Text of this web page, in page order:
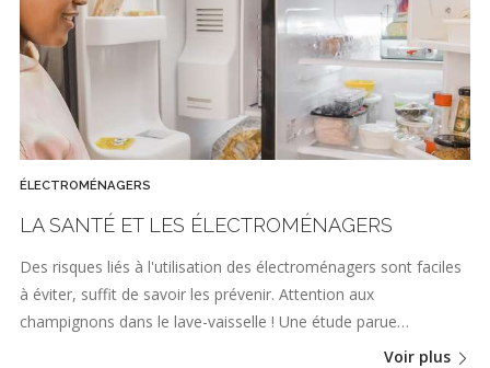
ÉLECTROMÉNAGERS
LA SANTÉ ET LES ÉLECTROMÉNAGERS
Des risques liés à l'utilisation des électroménagers sont faciles
à éviter, suffit de savoir les prévenir. Attention aux
champignons dans le lave-vaisselle ! Une étude parue…
Voir plus